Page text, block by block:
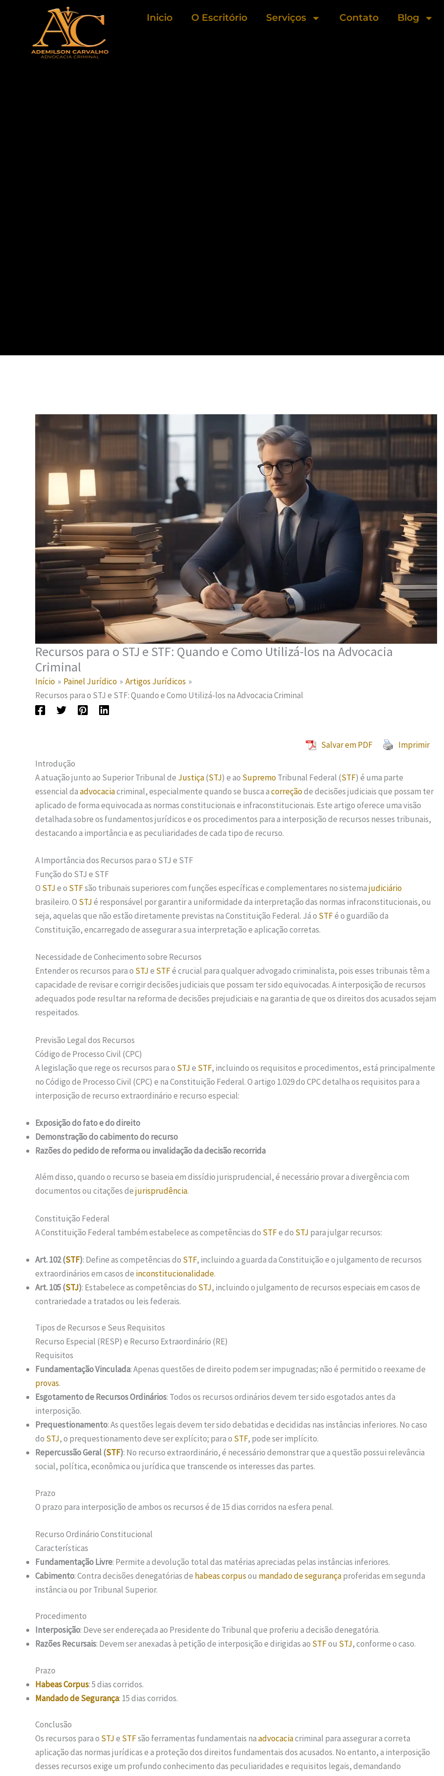
conteúdo
Inicio O Escritório Serviços Contato Blog
Recursos para o STJ e STF: Quando e Como Utilizá-los na Advocacia
Criminal
Início Painel Jurídico
Artigos Jurídicos
Recursos para o STJ e STF: Quando e Como Utilizá-los na Advocacia Criminal
Salvar em PDF
Imprimir
Introdução
A atuação junto ao Superior Tribunal de Justiça(STJ) e ao SupremoTribunal Federal (STF) é uma parte
essencial daadvocaciacriminal, especialmente quando se busca acorreçãode decisões judiciais que possam ter
aplicado de forma equivocada as normas constitucionais e infraconstitucionais. Este artigo oferece uma visão
detalhada sobre os fundamentos jurídicos e os procedimentos para a interposição de recursos nesses tribunais,
destacando a importância e as peculiaridades de cada tipo de recurso.
A Importância dos Recursos para o STJ e STF
Função do STJ e STF
O STJe o STFsão tribunais superiores com funções específicas e complementares no sistemajudiciário
brasileiro. O STJé responsável por garantir a uniformidade da interpretação das normas infraconstitucionais, ou
seja, aquelas que não estão diretamente previstas na Constituição Federal. Já o STFé o guardião da
Constituição, encarregado de assegurar a sua interpretação e aplicação corretas.
Necessidade de Conhecimento sobre Recursos
Entender os recursos para o STJe STFé crucial para qualquer advogado criminalista, pois esses tribunais têm a
capacidade de revisar e corrigir decisões judiciais que possam ter sido equivocadas. A interposição de recursos
adequados pode resultar na reforma de decisões prejudiciais e na garantia de que os direitos dos acusados sejam
respeitados.
Previsão Legal dos Recursos
Código de Processo Civil (CPC)
A legislação que rege os recursos para o STJe STF, incluindo os requisitos e procedimentos, está principalmente
no Código de Processo Civil (CPC) e na Constituição Federal. O artigo 1.029 do CPC detalha os requisitos para a
interposição de recurso extraordinário e recurso especial:
Exposição do fato e do direito
Demonstração do cabimento do recurso
Razões do pedido de reforma ou invalidação da decisão recorrida
Além disso, quando o recurso se baseia em dissídio jurisprudencial, é necessário provar a divergência com
documentos ou citações dejurisprudência.
Constituição Federal
A Constituição Federal também estabelece as competências do STFe do STJ para julgar recursos:
Art. 102 (STF): Define as competências do STF, incluindo a guarda da Constituição e o julgamento de recursos
extraordinários em casos de inconstitucionalidade.
Art. 105 (STJ): Estabelece as competências do STJ, incluindo o julgamento de recursos especiais em casos de
contrariedade a tratados ou leis federais.
Tipos de Recursos e Seus Requisitos
Recurso Especial (RESP) e Recurso Extraordinário (RE)
Requisitos
Fundamentação Vinculada: Apenas questões de direito podem ser impugnadas; não é permitido o reexame de
provas.
Esgotamento de Recursos Ordinários: Todos os recursos ordinários devem ter sido esgotados antes da
interposição.
Prequestionamento: As questões legais devem ter sido debatidas e decididas nas instâncias inferiores. No caso
do STJ, o prequestionamento deve ser explícito; para o STF, pode ser implícito.
Repercussão Geral (STF): No recurso extraordinário, é necessário demonstrar que a questão possui relevância
social, política, econômica ou jurídica que transcende os interesses das partes.
Prazo
O prazo para interposição de ambos os recursos é de 15 dias corridos na esfera penal.
Recurso Ordinário Constitucional
Características
Fundamentação Livre: Permite a devolução total das matérias apreciadas pelas instâncias inferiores.
Cabimento: Contra decisões denegatórias de habeas corpusou mandado de segurançaproferidas em segunda
instância ou por Tribunal Superior.
Procedimento
Interposição: Deve ser endereçada ao Presidente do Tribunal que proferiu a decisão denegatória.
Razões Recursais: Devem ser anexadas à petição de interposição e dirigidas ao STFou STJ, conforme o caso.
Prazo
Habeas Corpus: 5 dias corridos.
Mandado de Segurança: 15 dias corridos.
Conclusão
Os recursos para o STJe STFsão ferramentas fundamentais naadvocaciacriminal para assegurar a correta
aplicação das normas jurídicas e a proteção dos direitos fundamentais dos acusados. No entanto, a interposição
desses recursos exige um profundo conhecimento das peculiaridades e requisitos legais, demandando